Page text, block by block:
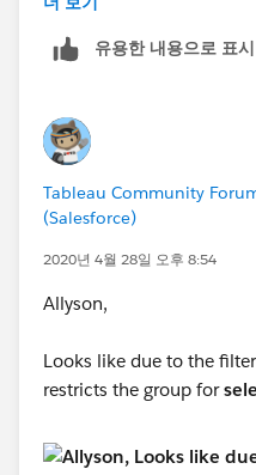
유용한 내용으로 표시
Tableau Community
(Salesforce)
2020년 4월 28일 오후 8:54
Allyson,
Looks like due to the
restricts the group for